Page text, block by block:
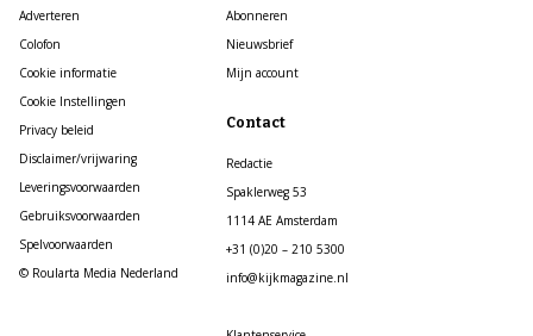
Adverteren
Colofon
Cookie informatie
Cookie Instellingen
Privacy beleid
Disclaimer/vrijwaring
Leveringsvoorwaarden
Gebruiksvoorwaarden
Spelvoorwaarden
© Roularta Media Nederland
Abonneren
Nieuwsbrief
Mijn account
Contact
Redactie
Spaklerweg 53
1114 AE Amsterdam
+31 (0)20 – 210 5300
info@kijkmagazine.nl